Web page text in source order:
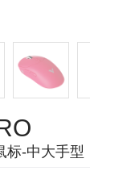
标-中大手型